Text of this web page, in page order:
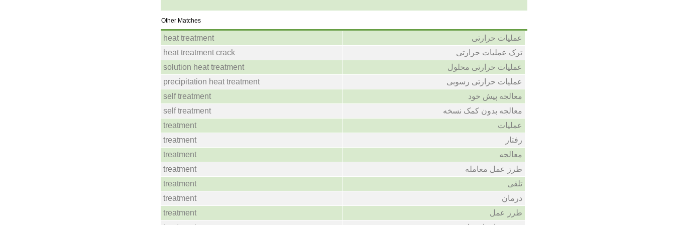
Other Matches
heat treatment
عملیات حرارتی
heat treatment crack
ترک عملیات حرارتی
solution heat treatment
عملیات حرارتی محلول
precipitation heat treatment
عملیات حرارتی رسوبی
self treatment
معالجه پیش خود
self treatment
معالجه بدون کمک نسخه
treatment
عملیات
treatment
رفتار
treatment
معالجه
treatment
طرز عمل معامله
treatment
تلقی
treatment
درمان
treatment
طرز عمل